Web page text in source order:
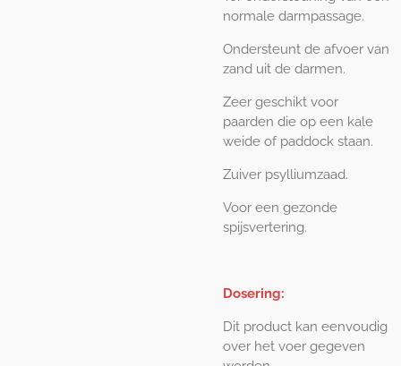
normale darmpassage.
Ondersteunt de afvoer van
zand uit de darmen.
Zeer geschikt voor
paarden die op een kale
weide of paddock staan.
Zuiver psylliumzaad.
Voor een gezonde
spijsvertering.
Dosering:
Dit product kan eenvoudig
over het voer gegeven